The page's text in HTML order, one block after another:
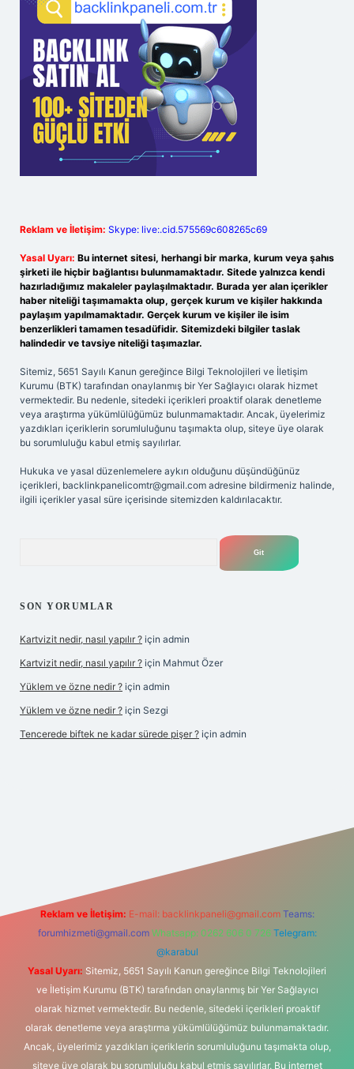
Reklam ve İletişim: Skype: live:.cid.575569c608265c69
Yasal Uyarı: Bu internet sitesi, herhangi bir marka, kurum veya şahıs
şirketi ile hiçbir bağlantısı bulunmamaktadır. Sitede yalnızca kendi
hazırladığımız makaleler paylaşılmaktadır. Burada yer alan içerikler
haber niteliği taşımamakta olup, gerçek kurum ve kişiler hakkında
paylaşım yapılmamaktadır. Gerçek kurum ve kişiler ile isim
benzerlikleri tamamen tesadüfidir. Sitemizdeki bilgiler taslak
halindedir ve tavsiye niteliği taşımazlar.
Sitemiz, 5651 Sayılı Kanun gereğince Bilgi Teknolojileri ve İletişim
Kurumu (BTK) tarafından onaylanmış bir Yer Sağlayıcı olarak hizmet
vermektedir. Bu nedenle, sitedeki içerikleri proaktif olarak denetleme
veya araştırma yükümlülüğümüz bulunmamaktadır. Ancak, üyelerimiz
yazdıkları içeriklerin sorumluluğunu taşımakta olup, siteye üye olarak
bu sorumluluğu kabul etmiş sayılırlar.
Hukuka ve yasal düzenlemelere aykırı olduğunu düşündüğünüz
içerikleri, backlinkpanelicomtr@gmail.com adresine bildirmeniz halinde,
ilgili içerikler yasal süre içerisinde sitemizden kaldırılacaktır.
SON YORUMLAR
Kartvizit nedir, nasıl yapılır ? için admin
Kartvizit nedir, nasıl yapılır ? için Mahmut Özer
Yüklem ve özne nedir ? için admin
Yüklem ve özne nedir ? için Sezgi
Tencerede biftek ne kadar sürede pişer ? için admin
Reklam ve İletişim: E-mail: backlinkpaneli@gmail.com Teams:
forumhizmeti@gmail.com Whatsapp: 0262 606 0 726 Telegram:
@karabul
Yasal Uyarı: Sitemiz, 5651 Sayılı Kanun gereğince Bilgi Teknolojileri
ve İletişim Kurumu (BTK) tarafından onaylanmış bir Yer Sağlayıcı
olarak hizmet vermektedir. Bu nedenle, sitedeki içerikleri proaktif
olarak denetleme veya araştırma yükümlülüğümüz bulunmamaktadır.
Ancak, üyelerimiz yazdıkları içeriklerin sorumluluğunu taşımakta olup,
siteye üye olarak bu sorumluluğu kabul etmiş sayılırlar. Bu internet